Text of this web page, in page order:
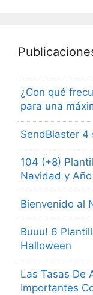
¿Con qué
para una
SendBlaster 4
104 (+8)
Navidad y
Bienvenido al
Buuu! 6
Halloween
Las Tasas De
Importantes